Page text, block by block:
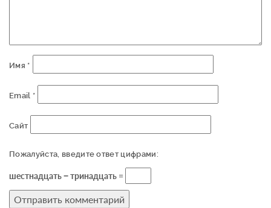
Имя *
Email *
Сайт
Пожалуйста, введите ответ цифрами:
шестнадцать − тринадцать =